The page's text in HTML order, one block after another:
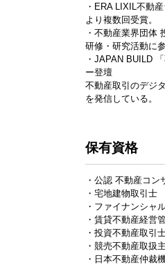
・ERA LIXIL不動
より複数回受賞。
・不動産業界団体
研修・研究活動に参
・JAPAN BUILD
ー登壇
不動産取引のデジ
を発信している。
保有資格
・公認 不動産コン
・宅地建物取引士
・ファイナンシャ
・賃貸不動産経営
・投資不動産取引
・競売不動産取扱
・日本不動産仲裁